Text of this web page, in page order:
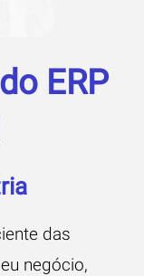
ERP
das
negócio,